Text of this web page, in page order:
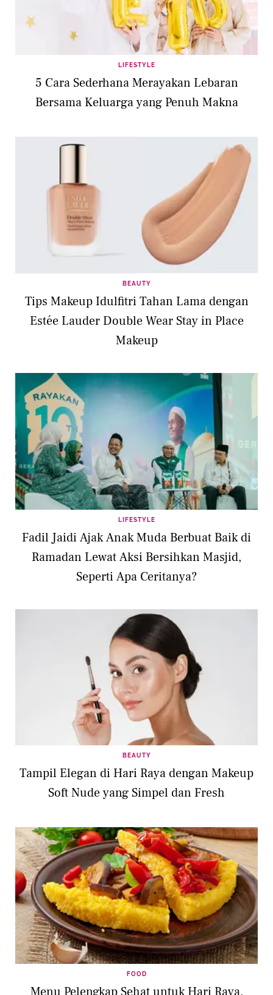
LIFESTYLE
5 Cara Sederhana Merayakan Lebaran
Bersama Keluarga yang Penuh Makna
BEAUTY
Tips Makeup Idulfitri Tahan Lama dengan
Estée Lauder Double Wear Stay in Place
Makeup
LIFESTYLE
Fadil Jaidi Ajak Anak Muda Berbuat Baik di
Ramadan Lewat Aksi Bersihkan Masjid,
Seperti Apa Ceritanya?
BEAUTY
Tampil Elegan di Hari Raya dengan Makeup
Soft Nude yang Simpel dan Fresh
FOOD